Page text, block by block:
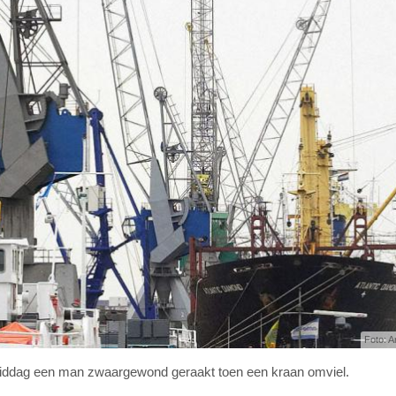
Foto:
een man zwaargewond geraakt toen een kraan omviel.